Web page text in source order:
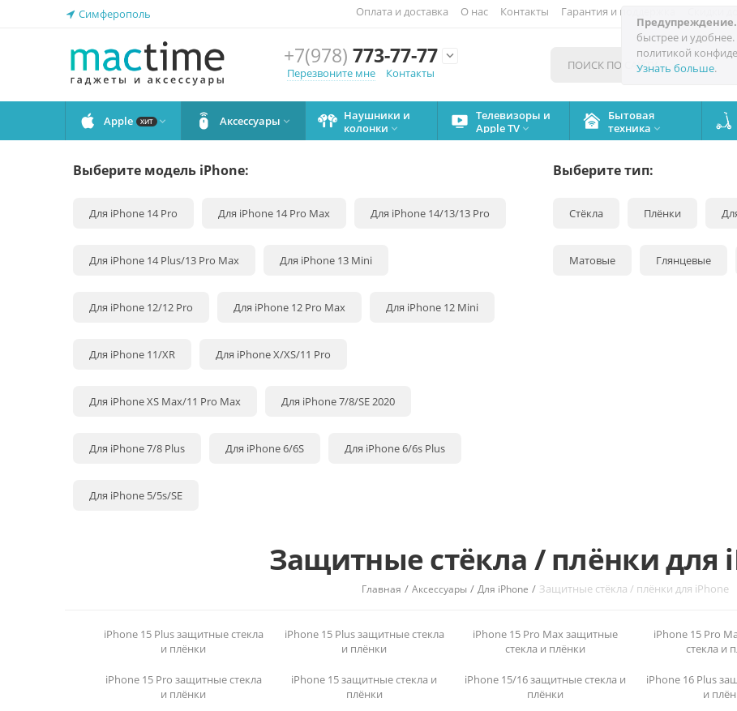
Предупреждение.
быстрее и
политикой
Узнать больше.
Симферополь Оплата и доставка О нас Контакты Гарантия и поддержка
+7(978) 773-77-77

Перезвоните мне
Контакты
Apple ХИТ  Аксессуары 
Наушники и
колонки 
Телевизоры и
Apple TV 
Бытовая
техника 
Выберите модель iPhone:
Для iPhone 14 Pro Для iPhone 14 Pro Max Для iPhone 14/13/13 Pro
Для iPhone 14 Plus/13 Pro Max Для iPhone 13 Mini
Для iPhone 12/12 Pro Для iPhone 12 Pro Max Для iPhone 12 Mini
Для iPhone 11/XR Для iPhone X/XS/11 Pro
Для iPhone XS Max/11 Pro Max Для iPhone 7/8/SE 2020
Для iPhone 7/8 Plus Для iPhone 6/6S Для iPhone 6/6s Plus
Для iPhone 5/5s/SE
Выберите тип:
Стёкла Плёнки
Матовые Глянцевые
Защитные стёкла / плёнки для
Главная / Аксессуары / Для iPhone / Защитные стёкла / плёнки для iPhone
iPhone 15 Plus защитные стекла
и плёнки
iPhone 15 Plus защитные стекла
и плёнки
iPhone 15 Pro Max защитные
стекла и плёнки
iPhone 15 Pro
стекла и
iPhone 15 Pro защитные стекла
и плёнки
iPhone 15 защитные стекла и
плёнки
iPhone 15/16 защитные стекла и
плёнки
iPhone 16 Plus
и